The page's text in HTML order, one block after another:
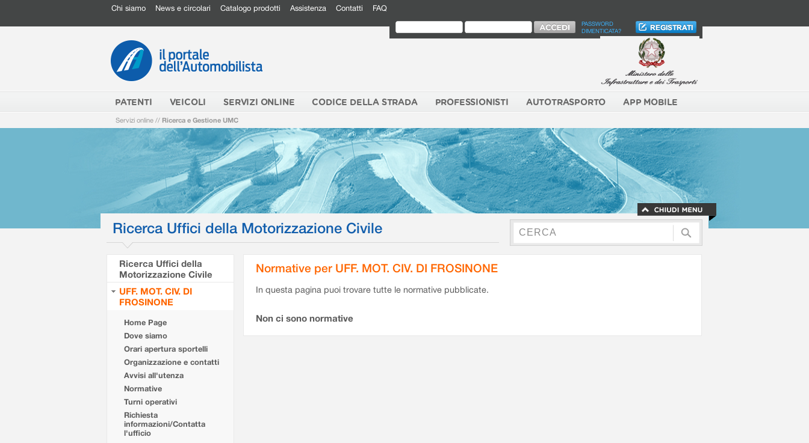
Chi siamo News e circolari Catalogo prodotti Assistenza Contatti FAQ
PASSWORD
DIMENTICATA?
PATENTI VEICOLI SERVIZI ONLINE CODICE DELLA STRADA PROFESSIONISTI AUTOTRASPORTO APP MOBILE
Servizi online // Ricerca e Gestione UMC
Ricerca Uffici della Motorizzazione Civile
Ricerca Uffici della
Motorizzazione Civile
UFF. MOT. CIV. DI
FROSINONE
Home Page
Dove siamo
Orari apertura sportelli
Organizzazione e contatti
Avvisi all'utenza
Normative
Turni operativi
Richiesta
informazioni/Contatta
l'ufficio
Normative per UFF. MOT. CIV. DI FROSINONE
In questa pagina puoi trovare tutte le normative pubblicate.
Non ci sono normative